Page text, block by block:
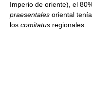
Imperio de oriente), el
praesentales oriental
los comitatus regionales.